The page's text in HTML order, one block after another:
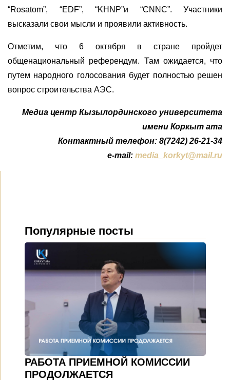
“Rosatom”, “EDF”, “KHNP”и “CNNC”. Участники
высказали свои мысли и проявили активность.
Отметим, что 6 октября в стране пройдет
общенациональный референдум. Там ожидается, что
путем народного голосования будет полностью решен
вопрос строительства АЭС.
Медиа центр Кызылординского университета
имени Коркыт ата
Контактный телефон: 8(7242) 26-21-34
e-mail: media_korkyt@mail.ru
Популярные посты
РАБОТА ПРИЕМНОЙ КОМИССИИ
ПРОДОЛЖАЕТСЯ